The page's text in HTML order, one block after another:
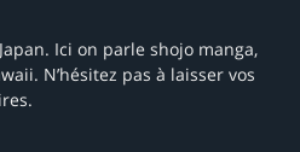
Ici on parle shojo manga,
N’hésitez pas à laisser vos